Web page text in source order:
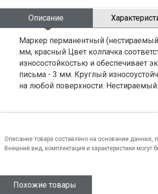
Описание
Маркер перманентный
мм, красный Цвет колпачка
износостойкостью и обеспечивает
письма - 3 мм. Круглый
на любой поверхности. Нестираемый.
Описание товара составлено на основании данных,
Внешний вид, комплектация и характеристики
Похожие товары